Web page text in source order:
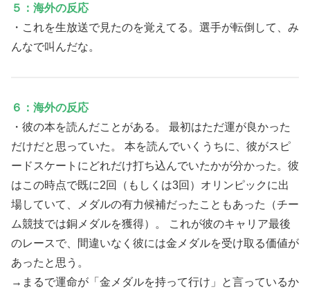
５：海外の反応
・これを生放送で見たのを覚えてる。選手が転倒して、み
んなで叫んだな。
６：海外の反応
・彼の本を読んだことがある。 最初はただ運が良かった
だけだと思っていた。 本を読んでいくうちに、彼がスピ
ードスケートにどれだけ打ち込んでいたかが分かった。彼
はこの時点で既に2回（もしくは3回）オリンピックに出
場していて、メダルの有力候補だったこともあった（チー
ム競技では銅メダルを獲得）。 これが彼のキャリア最後
のレースで、間違いなく彼には金メダルを受け取る価値が
あったと思う。
→まるで運命が「金メダルを持って行け」と言っているか